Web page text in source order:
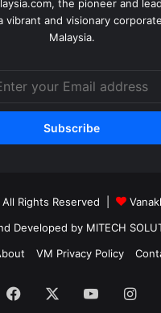
the pioneer and
vibrant and visionary
Malaysia.
Rights Reserved |
Developed by MITECH
VM Privacy Policy
Facebook YouTube